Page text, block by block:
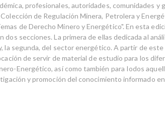
profesionales, autoridades, comunidades y
de Regulación Minera, Petrolera y
de Derecho Minero y Energético". En esta
dos secciones. La primera de ellas dedicada al
la segunda, del sector energético. A partir de
de servir de material de estudio para los
Energético, así como también para Iodos
y promoción del conocimiento informado